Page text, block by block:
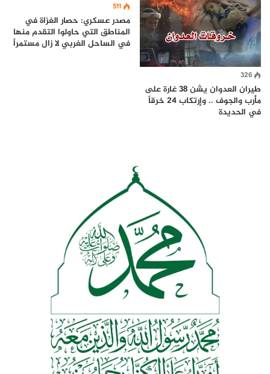
326
طيران العدوان يشن 38 غارة على
مأرب والجوف .. وإرتكاب 24 خرقاً
في الحديدة
511
مصدر عسكري: حصار الغزاة في
المناطق التي حاولوا التقدم منها
في الساحل الغربي لا زال مستمراً